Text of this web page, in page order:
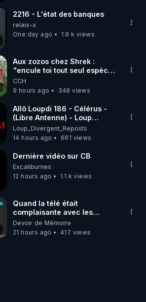
2216 - L'état des banques
relais-x
One day ago
1.9 k views
Aux zozos chez Shrek :
"encule toi tout seul espèce
de mal polish"
CCH
9 hours ago
348 views
Allô Loupdi 186 - Célérus -
(Libre Antenne) - Loup
Divergent 2026.08.06
Loup_Divergent_Reposts
14 hours ago
661 views
Dernière vidéo sur CB
Excaliburnes
12 hours ago
1.1 k views
Quand la télé était
complaisante avec les
pédophiles
Devoir de Mémoire
21 hours ago
417 views